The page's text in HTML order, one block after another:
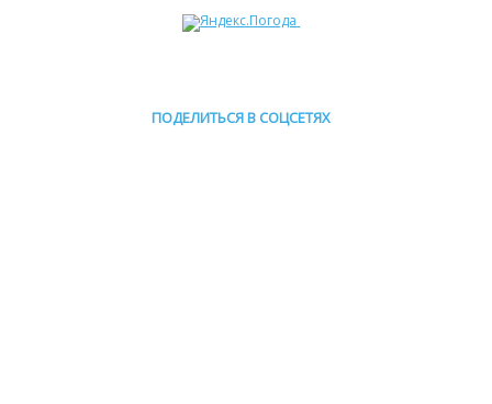
ПОДЕЛИТЬСЯ В СОЦСЕТЯХ